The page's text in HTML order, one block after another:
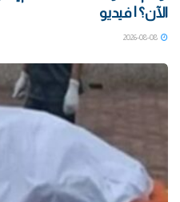
الآن؟ | فيديو